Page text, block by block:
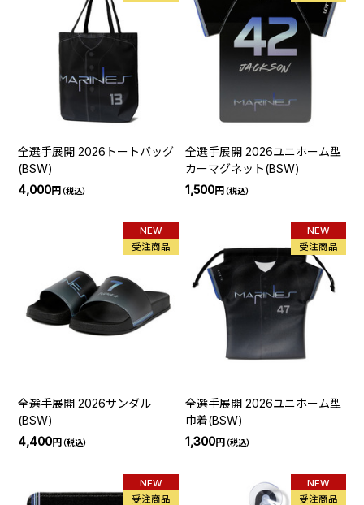
全選手展開 2026トートバッグ
(BSW)
4,000円（税込）
全選手展開 2026ユニホーム型
カーマグネット(BSW)
1,500円（税込）
NEW
受注商品
全選手展開 2026サンダル
(BSW)
4,400円（税込）
NEW
受注商品
全選手展開 2026ユニホーム型
巾着(BSW)
1,300円（税込）
NEW
受注商品
NEW
受注商品